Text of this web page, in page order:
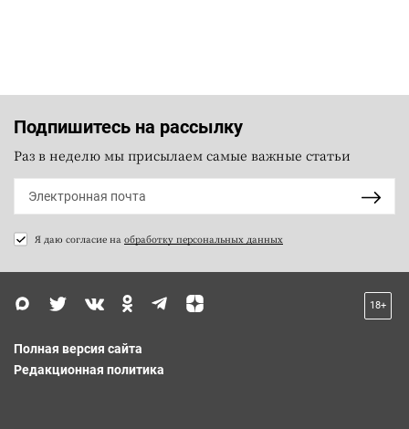
Подпишитесь на рассылку
Раз в неделю мы присылаем самые важные статьи
Я даю согласие на обработку персональных данных
18+
Полная версия сайта
Редакционная политика